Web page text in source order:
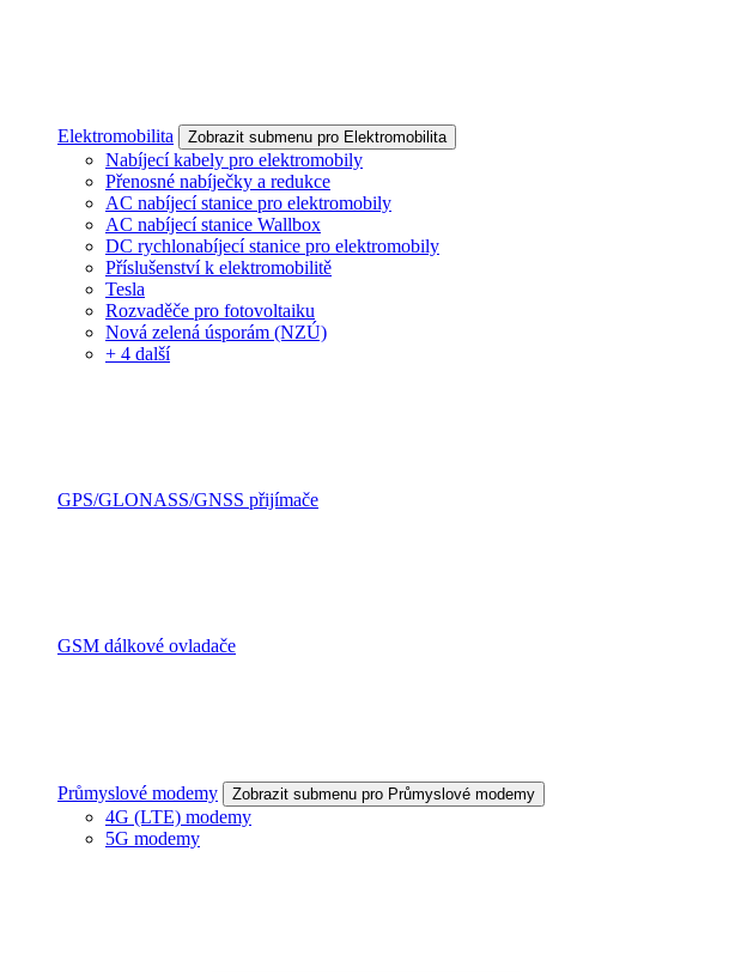
Elektromobilita Zobrazit submenu pro Elektromobilita
Nabíjecí kabely pro elektromobily
Přenosné nabíječky a redukce
AC nabíjecí stanice pro elektromobily
AC nabíjecí stanice Wallbox
DC rychlonabíjecí stanice pro elektromobily
Příslušenství k elektromobilitě
Tesla
Rozvaděče pro fotovoltaiku
Nová zelená úsporám (NZÚ)
+ 4 další
GPS/GLONASS/GNSS přijímače
GSM dálkové ovladače
Průmyslové modemy Zobrazit submenu pro Průmyslové modemy
4G (LTE) modemy
5G modemy